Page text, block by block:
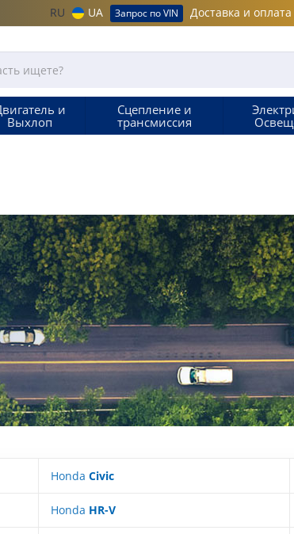
RU UA Запрос по VIN Доставка и оплата
и
Выхлоп
Сцепление и
трансмиссия
Honda Civic
Honda HR-V